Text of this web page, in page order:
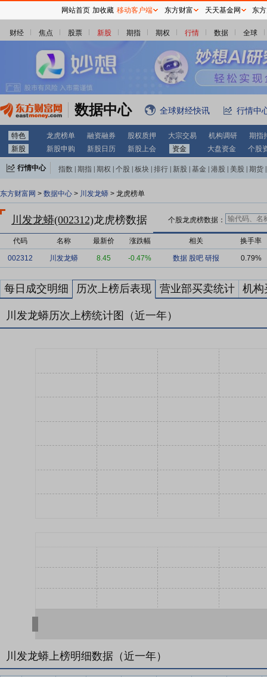
财经 焦点 股票 新股 期指 期权 行情 数据 全球
数据中心 全球财经快讯 行情中
特色 龙虎榜单 融资融券 股权质押 大宗交易 机构调研
期指
新股
新股申购 新股日历 新股上会 资金 大盘资金 个股
行情中心 指数 期指 期权 个股 板块 排行 新股 基金 港股 美股 期货
东方财富网 > 数据中心 > 川发龙蟒 > 龙虎榜单
川发龙蟒(002312)龙虎榜数据 个股龙虎榜数据：
代码 名称 最新价 涨跌幅 相关 换手率
002312 川发龙蟒 8.45 -0.47% 数据 股吧 研报 0.79%
每日成交明细 历次上榜后表现 营业部买卖统计 机构
川发龙蟒历次上榜统计图（近一年）
川发龙蟒上榜明细数据（近一年）
网站首页 加收藏 移动客户端 东方财富 天天基金网 东